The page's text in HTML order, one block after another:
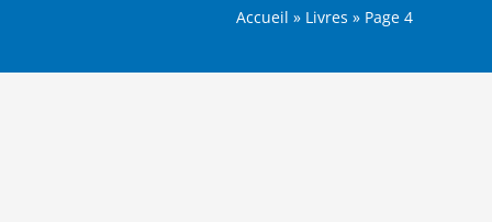
Accueil » Livres » Page 4